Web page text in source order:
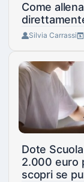
Come
Silvia Carrassi
Dote
2.000 euro
scopri se